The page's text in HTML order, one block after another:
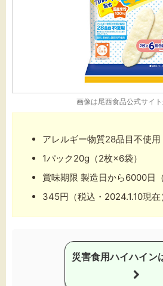
画像は尾西食品公式サイト
アレルギー物質28品目不使用
1パック20g（2枚×6袋）
賞味期限 製造日から6000日
345円（税込・2024.1.10現在
災害食用ハイハイン